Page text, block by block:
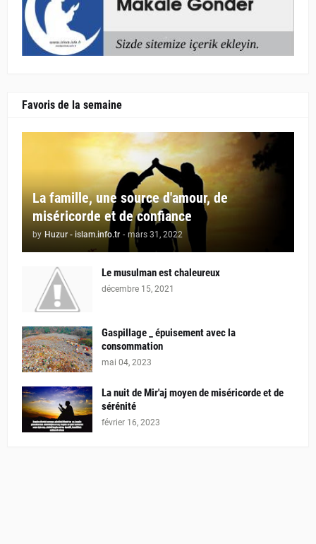
Favoris de la semaine
La famille, une source d'amour, de
miséricorde et de confiance
by Huzur - islam.info.tr - mars 31, 2022
Le musulman est chaleureux
décembre 15, 2021
Gaspillage _ épuisement avec la
consommation
mai 04, 2023
La nuit de Mir'aj moyen de miséricorde et de
sérénité
février 16, 2023